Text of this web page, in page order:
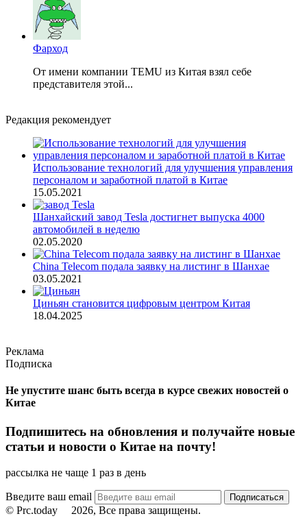
Фарход
От имени компании TEMU из Китая взял себе
представителя этой...
Редакция рекомендует
Использование технологий для улучшения управления
персоналом и заработной платой в Китае
15.05.2021
Шанхайский завод Tesla достигнет выпуска 4000
автомобилей в неделю
02.05.2020
China Telecom подала заявку на листинг в Шанхае
03.05.2021
Циньян становится цифровым центром Китая
18.04.2025
Реклама
Подписка
Не упустите шанс быть всегда в курсе свежих новостей о
Китае
Подпишитесь на обновления и получайте новые
статьи и новости о Китае на почту!
рассылка не чаще 1 раз в день
Введите ваш email
© Prc.today
2026, Все права защищены.